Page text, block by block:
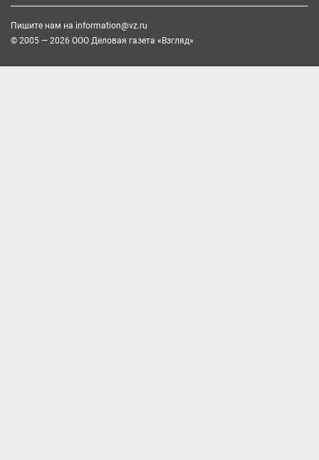
Пишите нам на information@vz.ru
© 2005 — 2026 ООО Деловая газета «Взгляд»